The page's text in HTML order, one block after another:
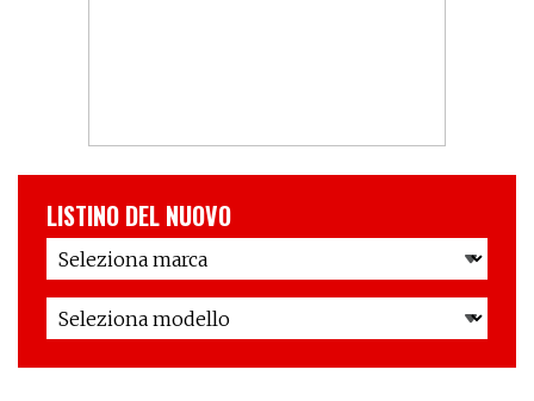
LISTINO DEL NUOVO